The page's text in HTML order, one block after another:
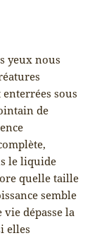
yeux nous
enterrées sous
de
le liquide
quelle taille
semble
vie dépasse la
elles